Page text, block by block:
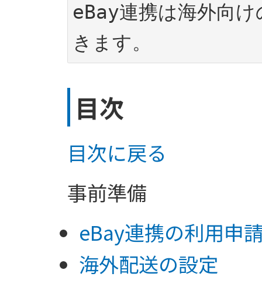
eBay連携は海外向
きます。
目次
目次に戻る
事前準備
eBay連携の利用申
海外配送の設定